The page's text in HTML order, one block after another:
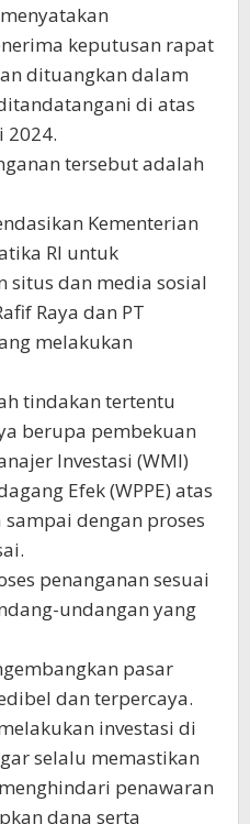
keputusan rapat
dituangkan dalam
di atas
2024.
tersebut adalah
Kementerian
RI untuk
situs dan media sosial
Raya dan PT
melakukan
tindakan tertentu
berupa pembekuan
Investasi (WMI)
Efek (WPPE) atas
sampai dengan proses
penanganan sesuai
undangan yang
pasar
dan terpercaya.
investasi di
selalu memastikan
penawaran
dana serta